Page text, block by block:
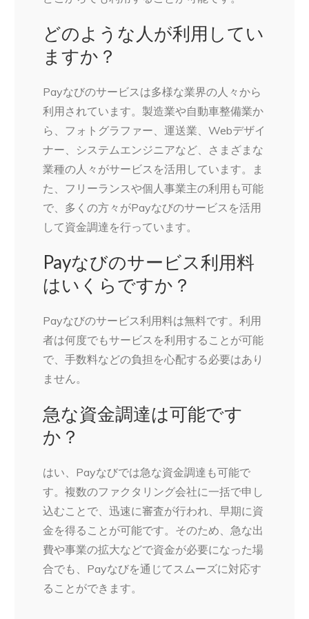
どのような人が利用してい
ますか？
Payなびのサービスは多様な業界の人々から
利用されています。製造業や自動車整備業か
ら、フォトグラファー、運送業、Webデザイ
ナー、システムエンジニアなど、さまざまな
業種の人々がサービスを活用しています。ま
た、フリーランスや個人事業主の利用も可能
で、多くの方々がPayなびのサービスを活用
して資金調達を行っています。
Payなびのサービス利用料
はいくらですか？
Payなびのサービス利用料は無料です。利用
者は何度でもサービスを利用することが可能
で、手数料などの負担を心配する必要はあり
ません。
急な資金調達は可能です
か？
はい、Payなびでは急な資金調達も可能で
す。複数のファクタリング会社に一括で申し
込むことで、迅速に審査が行われ、早期に資
金を得ることが可能です。そのため、急な出
費や事業の拡大などで資金が必要になった場
合でも、Payなびを通じてスムーズに対応す
ることができます。